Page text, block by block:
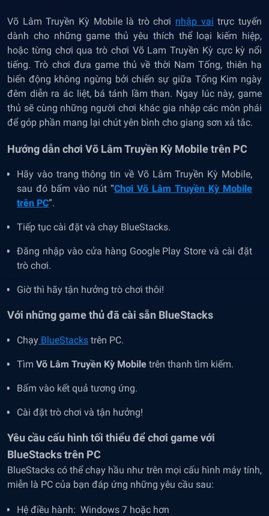
Võ Lâm Truyền Kỳ Mobilelà trò chơi nhập vai trực tuyến
dành cho những game thủ yêu thích thể loại kiếm hiệp,
hoặc từng chơi qua trò chơi Võ Lam Truyền Kỳ cực kỳ nổi
tiếng. Trò chơi đưa game thủ về thời Nam Tống, thiên hạ
biến động không ngừng bởi chiến sự giữa Tống Kim ngày
đêm diễn ra ác liệt, bá tánh lầm than. Ngay lúc này, game
thủ sẽ cùng những người chơi khác gia nhập các môn phái
để góp phần mang lại chút yên bình cho giang sơn xả tắc.
Hướng dẫn chơi Võ Lâm Truyền Kỳ Mobile trên PC
Hãy vào trang thông tin về Võ Lâm Truyền Kỳ Mobile,
sau đó bấm vào nút “Chơi Võ Lâm Truyền Kỳ Mobile
trên PC”.
Tiếp tục cài đặt và chạy BlueStacks.
Đăng nhập vào cửa hàng Google Play Store và cài đặt
trò chơi.
Giờ thì hãy tận hưởng trò chơi thôi!
Với những game thủ đã cài sẵn BlueStacks
Chạy BlueStacks trên PC.
Tìm Võ Lâm Truyền Kỳ Mobile trên thanh tìm kiếm.
Bấm vào kết quả tương ứng.
Cài đặt trò chơi và tận hưởng!
Yêu cầu cấu hình tối thiểu để chơi game với
BlueStacks trên PC
BlueStacks có thể chạy hầu như trên mọi cấu hình máy tính,
miễn là PC của bạn đáp ứng những yêu cầu sau:
Hệ điều hành: Windows 7 hoặc hơn